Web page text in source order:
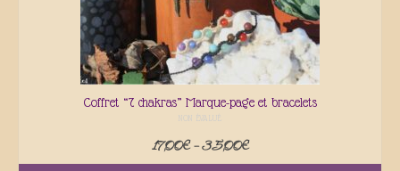
Coffret “7 chakras” Marque-page et bracelets
NON ÉVALUÉ
17,00€–35,00€